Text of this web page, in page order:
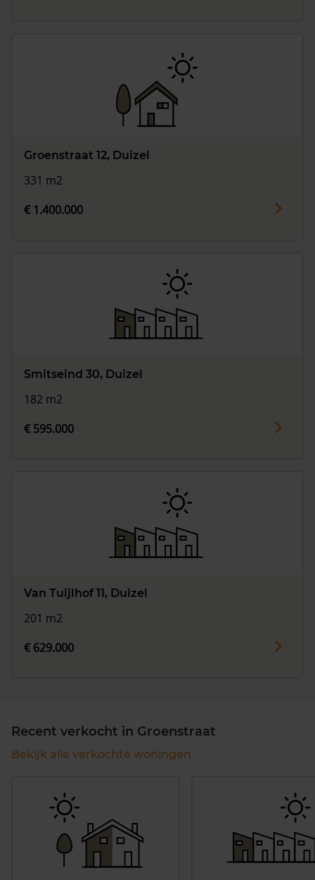
Groenstraat 12, Duizel
331 m2
€ 1.400.000
Smitseind 30, Duizel
182 m2
€ 595.000
Van Tuijlhof 11, Duizel
201 m2
€ 629.000
Recent verkocht in Groenstraat
Bekijk alle verkochte woningen